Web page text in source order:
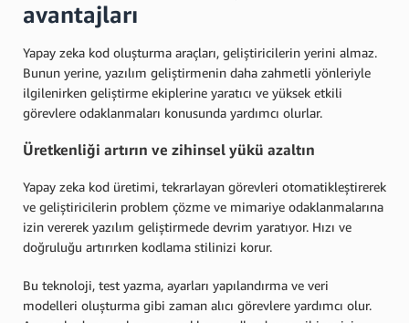
avantajları
Yapay zeka kod oluşturma araçları, geliştiricilerin yerini almaz.
Bunun yerine, yazılım geliştirmenin daha zahmetli yönleriyle
ilgilenirken geliştirme ekiplerine yaratıcı ve yüksek etkili
görevlere odaklanmaları konusunda yardımcı olurlar.
Üretkenliği artırın ve zihinsel yükü azaltın
Yapay zeka kod üretimi, tekrarlayan görevleri otomatikleştirerek
ve geliştiricilerin problem çözme ve mimariye odaklanmalarına
izin vererek yazılım geliştirmede devrim yaratıyor. Hızı ve
doğruluğu artırırken kodlama stilinizi korur.
Bu teknoloji, test yazma, ayarları yapılandırma ve veri
modelleri oluşturma gibi zaman alıcı görevlere yardımcı olur.